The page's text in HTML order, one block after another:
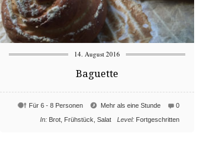
14. August 2016
Baguette
0
Mehr als eine Stunde
Für 6 - 8 Personen
Level: Fortgeschritten
In: Brot Frühstück Salat